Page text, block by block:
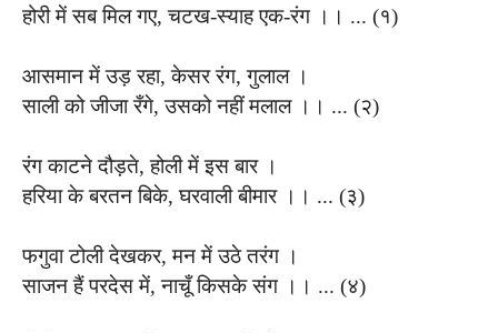
होरी में सब मिल गए, चटख-स्याह एक-रंग ।। ... (१)
आसमान में उड़ रहा, केसर रंग, गुलाल ।
साली को जीजा रँगे, उसको नहीं मलाल ।। ... (२)
रंग काटने दौड़ते, होली में इस बार ।
हरिया के बरतन बिके, घरवाली बीमार ।। ... (३)
फगुवा टोली देखकर, मन में उठे तरंग ।
साजन हैं परदेस में, नाचूँ किसके संग ।। ... (४)